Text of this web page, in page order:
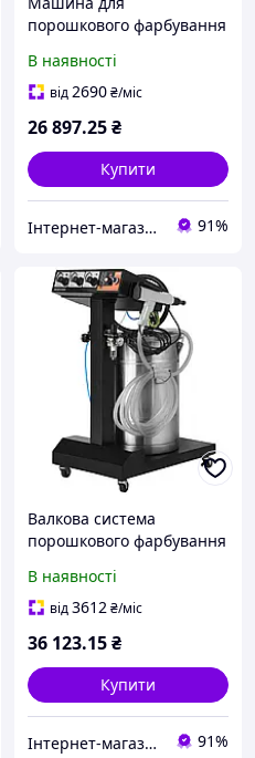
порошкового фарбування
для порошкового
фарбування 45 л, машина
фарбування 4 м,
В наявності
від2690₴/міс
26 897.25₴
Купити
Інтернет-магазин Premium Pro 91%
Валкова система
порошкового фарбування
електростатичного
порошкового фарбування
літровим
В наявності
від3612₴/міс
36 123.15₴
Купити
Інтернет-магазин Premium Pro 91%